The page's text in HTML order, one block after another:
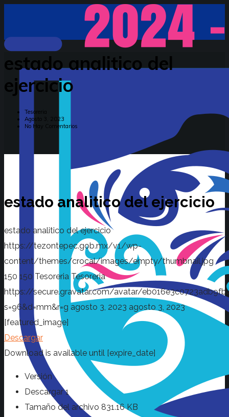
estado analitico del
ejercicio
Tesoreria
Agosto 3, 2023
No Hay Comentarios
estado analitico del ejercicio
estado analitico del ejercicio
https://tezontepec.gob.mx/v1/wp-
content/themes/crocal/images/empty/thumbnail.jpg
150 150 Tesoreria Tesoreria
https://secure.gravatar.com/avatar/
s=96&d=mm&r=g agosto 3, 2023 agosto 3, 2023
[featured_image]
Descargar
Download is available until [expire_date]
Versión
Descargar1
Tamaño del archivo 831.16 KB